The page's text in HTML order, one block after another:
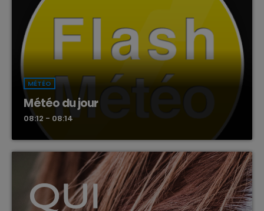
MÉTÉO
Météo du jour
08:12 - 08:14